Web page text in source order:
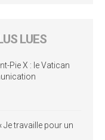
LUES
Pie X : le Vatican
Je travaille pour un